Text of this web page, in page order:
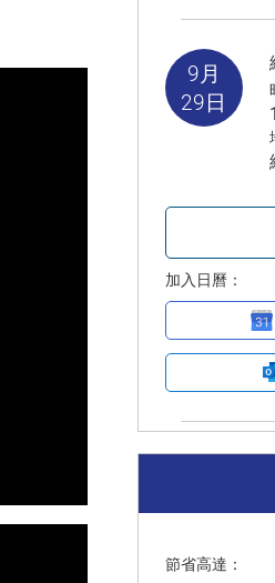
9月
29日
加入日曆：
節省高達：